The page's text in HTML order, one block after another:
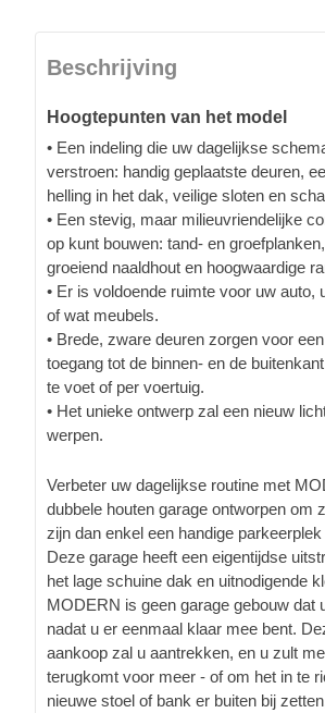
Beschrijving
Hoogtepunten van het model
• Een indeling die uw dagelijkse
verstroen: handig geplaatste deuren,
helling in het dak, veilige sloten en
• Een stevig, maar milieuvriendelijke
op kunt bouwen: tand- en
groeiend naaldhout en hoogwaardige
• Er is voldoende ruimte voor uw auto,
of wat meubels.
• Brede, zware deuren zorgen voor
toegang tot de binnen- en de
te voet of per voertuig.
• Het unieke ontwerp zal een nieuw
werpen.
Verbeter uw dagelijkse routine met
dubbele houten garage ontworpen om
zijn dan enkel een handige
Deze garage heeft een eigentijdse
het lage schuine dak en uitnodigende
MODERN is geen garage gebouw dat
nadat u er eenmaal klaar mee bent.
aankoop zal u aantrekken, en u zult
terugkomt voor meer - of om het in te
nieuwe stoel of bank er buiten bij